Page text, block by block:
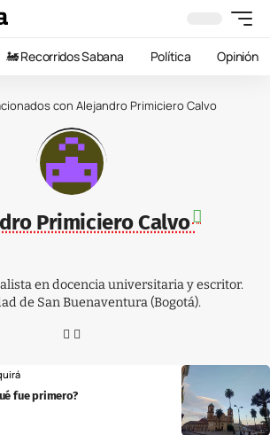
🚂 Recorridos Sabana Política Opinión
con Alejandro Primiciero Calvo
Primiciero Calvo
en docencia universitaria y escritor.
de San Buenaventura (Bogotá).
fue primero?